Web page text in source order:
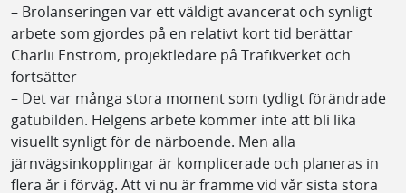
– Brolanseringen var ett väldigt avancerat och synligt
arbete som gjordes på en relativt kort tid berättar
Charlii Enström, projektledare på Trafikverket och
fortsätter
– Det var många stora moment som tydligt förändrade
gatubilden. Helgens arbete kommer inte att bli lika
visuellt synligt för de närboende. Men alla
järnvägsinkopplingar är komplicerade och planeras in
flera år i förväg. Att vi nu är framme vid vår sista stora